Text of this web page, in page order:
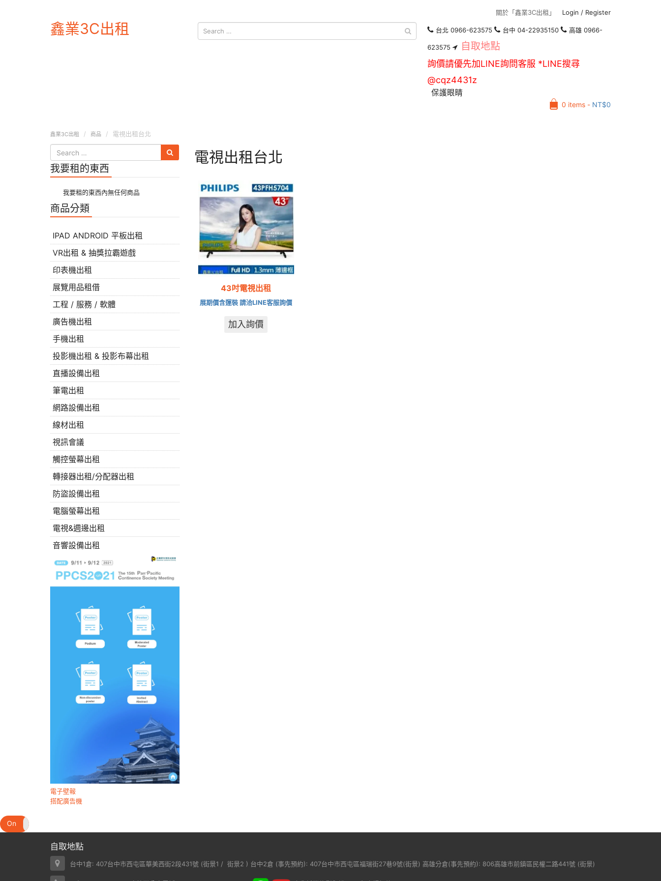
Login / Register
關於「鑫業3C出租」
鑫業3C出租 台北 0966-623575 台中 04-22935150 高雄 0966-
623575 自取地點
詢價請優先加LINE詢問客服 *LINE搜尋
@cqz4431z
保護眼睛
0 items - NT$0
鑫業3C出租 商品 電視出租台北
我要租的東西
我要租的東西內無任何商品
商品分類
IPAD ANDROID 平板出租
VR出租 & 抽獎拉霸遊戲
印表機出租
展覽用品租借
工程 / 服務 / 軟體
廣告機出租
手機出租
投影機出租 & 投影布幕出租
直播設備出租
筆電出租
網路設備出租
線材出租
視訊會議
觸控螢幕出租
轉接器出租/分配器出租
防盜設備出租
電腦螢幕出租
電視&週邊出租
音響設備出租
電子壁報
搭配廣告機
電視出租台北
43吋電視出租
展期價含運裝 請洽LINE客服詢價
加入詢價
On
自取地點
台中1倉: 407台中市西屯區華美西街2段431號 (街景1 / 街景2 ) 台中2倉 (事先預約): 407台中市西屯區福瑞街27巷9號(街景) 高雄分倉(事先預約): 806高雄市前鎮區民權二路441號 (街景)